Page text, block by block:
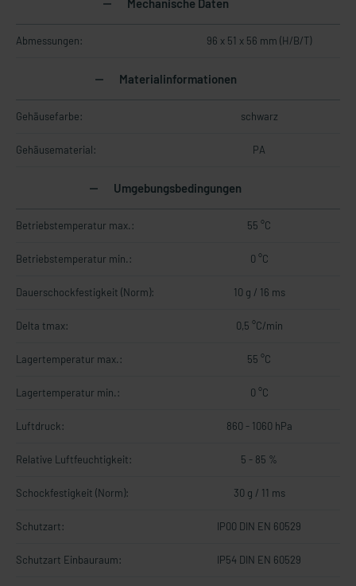
Mechanische Daten
Abmessungen: 96 x 51 x 56 mm (H/B/T)
Materialinformationen
Gehäusefarbe: schwarz
Gehäusematerial: PA
Umgebungsbedingungen
Betriebstemperatur max.: 55 °C
Betriebstemperatur min.: 0 °C
Dauerschockfestigkeit (Norm): 10 g / 16 ms
Delta tmax: 0,5 °C/min
Lagertemperatur max.: 55 °C
Lagertemperatur min.: 0 °C
Luftdruck: 860 - 1060 hPa
Relative Luftfeuchtigkeit: 5 - 85 %
Schockfestigkeit (Norm): 30 g / 11 ms
Schutzart: IP00 DIN EN 60529
Schutzart Einbauraum: IP54 DIN EN 60529